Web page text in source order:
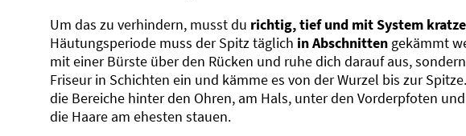
Um das zu verhindern, musst du richtig, tief und mit System
Häutungsperiode muss der Spitz täglich in Abschnitten gekämmt
mit einer Bürste über den Rücken und ruhe dich darauf aus,
Friseur in Schichten ein und kämme es von der Wurzel bis zur
die Bereiche hinter den Ohren, am Hals, unter den Vorderpfoten
die Haare am ehesten stauen.